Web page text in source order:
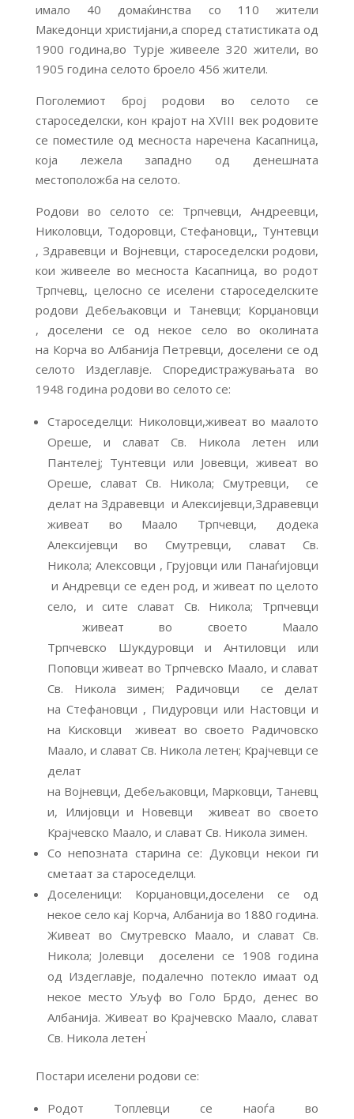
имало 40 домаќинства со 110 жители
Македонци христијани,а според статистиката од
1900 година,во Турје живееле 320 жители, во
1905 година селото броело 456 жители.
Поголемиот број родови во селото се
староседелски, кон крајот на ХVIII век родовите
се поместиле од месноста наречена Касапница,
која лежела западно од денешната
местоположба на селото.
Родови во селото се: Трпчевци, Андреевци,
Николовци, Тодоровци, Стефановци,, Тунтевци
, Здравевци и Војневци, староседелски родови,
кои живееле во месноста Касапница, во родот
Трпчевц, целосно се иселени староседелските
родови Дебељаковци и Таневци; Корџановци
, доселени се од некое село во околината
на Корча во Албанија Петревци, доселени се од
селото Издеглавје. Споредистражувањата во
1948 година родови во селото се:
Староседелци: Николовци,живеат во маалото
Ореше, и слават Св. Никола летен или
Пантелеј; Тунтевци или Јовевци, живеат во
Ореше, слават Св. Никола; Смутревци, се
делат на Здравевци и Алексијевци,Здравевци
живеат во Маало Трпчевци, додека
Алексијевци во Смутревци, слават Св.
Никола; Алексовци , Грујовци или Панаѓијовци
и Андревци се еден род, и живеат по целото
село, и сите слават Св. Никола; Трпчевци
живеат во своето Маало
Трпчевско Шукдуровци и Антиловци или
Поповци живеат во Трпчевско Маало, и слават
Св. Никола зимен; Радичовци се делат
на Стефановци , Пидуровци или Настовци и
на Кисковци живеат во своето Радичовско
Маало, и слават Св. Никола летен; Крајчевци се
делат
на Војневци, Дебељаковци, Марковци, Таневц
и, Илијовци и Новевци живеат во своето
Крајчевско Маало, и слават Св. Никола зимен.
Со непозната старина се: Дуковци некои ги
сметаат за староседелци.
Доселеници: Корџановци,доселени се од
некое село кај Корча, Албанија во 1880 година.
Живеат во Смутревско Маало, и слават Св.
Никола; Јолевци доселени се 1908 година
од Издеглавје, подалечно потекло имаат од
некое место Уљуф во Голо Брдо, денес во
Албанија. Живеат во Крајчевско Маало, слават
Св. Никола летен
.
Постари иселени родови се:
Родот Топлевци се наоѓа во